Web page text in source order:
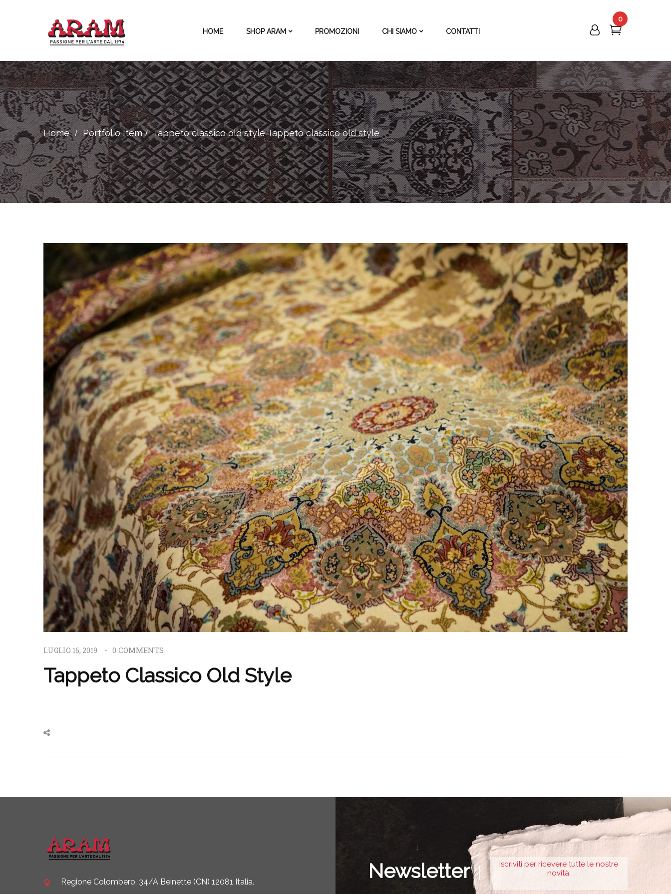
HOME SHOP ARAM PROMOZIONI CHI SIAMO CONTATTI
0
Home Portfolio Item Tappeto classico old styleTappeto classico old style
LUGLIO 16, 2019 0 COMMENTS
Tappeto Classico Old Style
Regione Colombero, 34/A Beinette (CN) 12081 Italia. Newsletter
Iscriviti per ricevere tutte le nostre
novità.